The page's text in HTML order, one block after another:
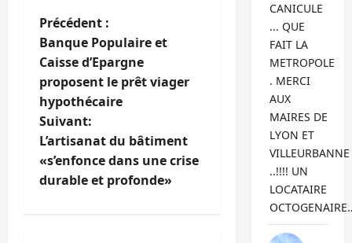
N
a
v
i
g
a
Précédent :
Banque Populaire et
Caisse d’Epargne
proposent le prêt viager
hypothécaire
Suivant:
L’artisanat du bâtiment
«s’enfonce dans une crise
durable et profonde»
CANICULE
... QUE
FAIT LA
METROPOLE
. MERCI
AUX
MAIRES DE
LYON ET
VILLEURBANNE
..!!!! UN
LOCATAIRE